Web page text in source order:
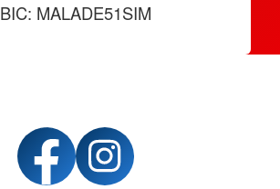
BIC: MALADE51SIM